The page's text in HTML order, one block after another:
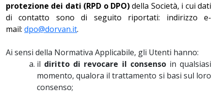
protezione dei dati (RPD o DPO)della Società, i cui dati
di contatto sono di seguito riportati: indirizzo e-
mail: dpo@dorvan.it.
Ai sensi della Normativa Applicabile, gli Utenti hanno:
il diritto di revocare il consensoin qualsiasi
momento, qualora il trattamento si basi sul loro
consenso;